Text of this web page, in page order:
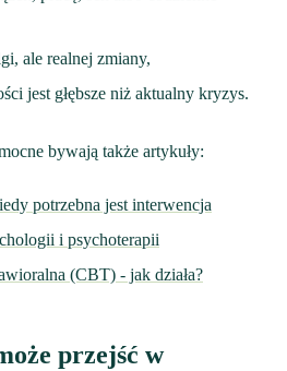
ale realnej zmiany,
jest głębsze niż aktualny kryzys.
bywają także artykuły:
potrzebna jest interwencja
i psychoterapii
(CBT) - jak działa?
przejść w